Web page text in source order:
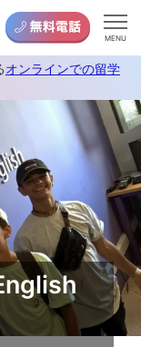
MENU
オンラインでの留学